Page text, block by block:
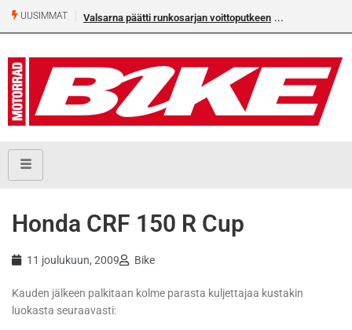
UUSIMMAT Valsarna päätti runkosarjan voittoputkeen
Honda CRF 150 R Cup
11 joulukuun, 2009 Bike
Kauden jälkeen palkitaan kolme parasta kuljettajaa kustakin
luokasta seuraavasti: